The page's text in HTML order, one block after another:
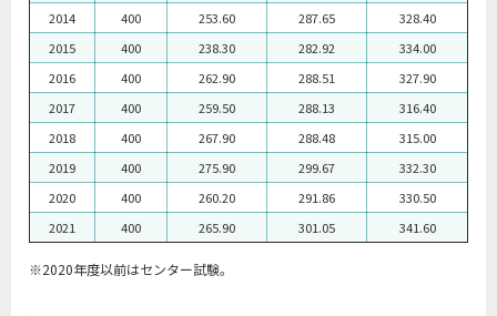
2014
400 253.60 287.65
328.40
2015
400 238.30 282.92
334.00
2016
400 262.90 288.51
327.90
2017
400 259.50 288.13
316.40
2018
400 267.90 288.48
315.00
2019
400 275.90 299.67
332.30
2020
400 260.20 291.86
330.50
2021
400 265.90 301.05 341.60
※2020年度以前はセンター試験。